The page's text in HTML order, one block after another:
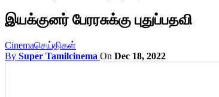
இயக்குனர் பேரரசுக்கு புதுப்பதவி
Cinemaசெய்திகள்
By Super Tamilcinema On Dec 18, 2022